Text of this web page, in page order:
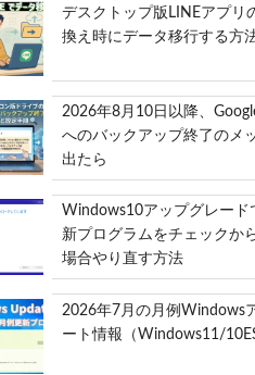
デスクトップ版LINEアプリ
換え時にデータ移行する方
2026年8月10日以降、
へのバックアップ終了のメ
出たら
Windows10アップグレード
新プログラムをチェックか
場合やり直す方法
2026年7月の月例Windows
ート情報（Windows11/